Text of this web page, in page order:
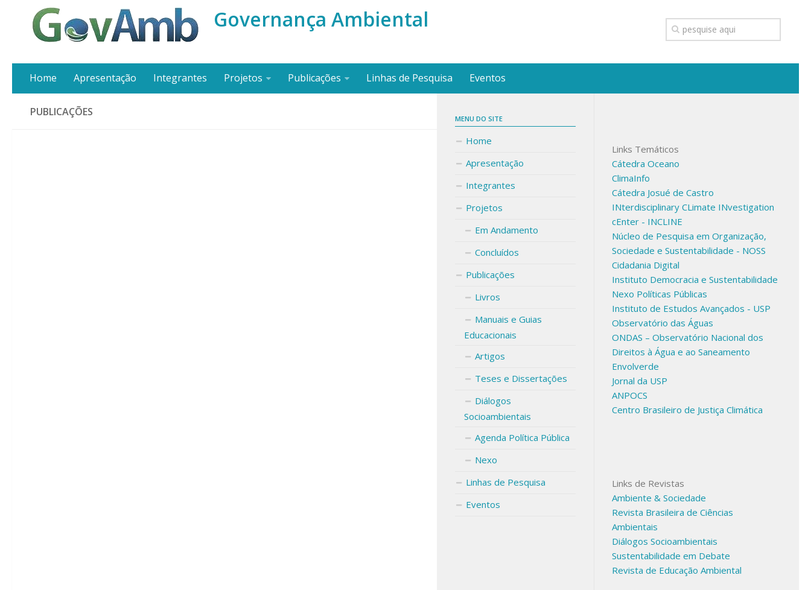
Governança Ambiental
Home Apresentação Integrantes Projetos Publicações Linhas de Pesquisa Eventos
PUBLICAÇÕES
Links Temáticos
Cátedra Oceano
ClimaInfo
Cátedra Josué de Castro
INterdisciplinary CLimate INvestigation
cEnter - INCLINE
Núcleo de Pesquisa em Organização,
Sociedade e Sustentabilidade - NOSS
Cidadania Digital
Instituto Democracia e Sustentabilidade
Nexo Políticas Públicas
Instituto de Estudos Avançados - USP
Observatório das Águas
ONDAS – Observatório Nacional dos
Direitos à Água e ao Saneamento
Envolverde
Jornal da USP
ANPOCS
Centro Brasileiro de Justiça Climática
Links de Revistas
Ambiente & Sociedade
Revista Brasileira de Ciências
Ambientais
Diálogos Socioambientais
Sustentabilidade em Debate
Revista de Educação Ambiental
MENU DO SITE
Home
Apresentação
Integrantes
Projetos
Em Andamento
Concluídos
Publicações
Livros
Manuais e Guias
Educacionais
Artigos
Teses e Dissertações
Diálogos
Socioambientais
Agenda Política Pública
Nexo
Linhas de Pesquisa
Eventos